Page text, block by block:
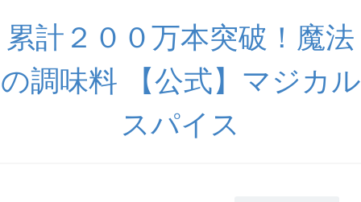
累計２００万本突破！魔法
の調味料 【公式】マジカル
スパイス